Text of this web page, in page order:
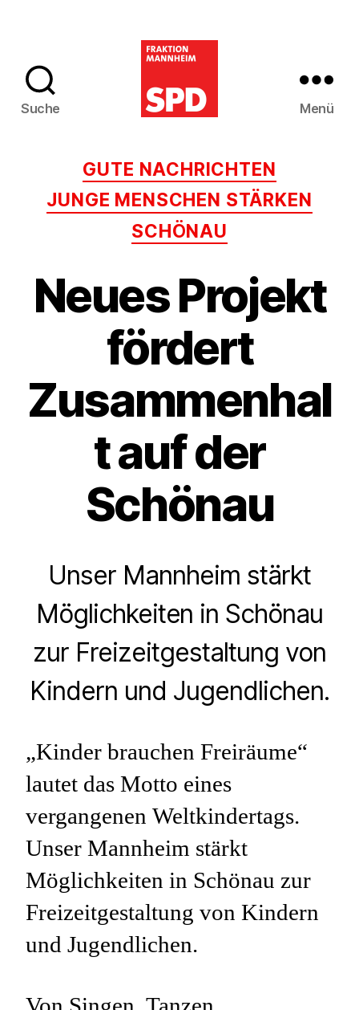
Suche
Mannheim
Menü
Kategorien
GUTE NACHRICHTEN
JUNGE MENSCHEN STÄRKEN
SCHÖNAU
Neues Projekt
fördert
Zusammenhal
t auf der
Schönau
Unser Mannheim stärkt
Möglichkeiten in Schönau
zur Freizeitgestaltung von
Kindern und Jugendlichen.
„Kinder brauchen Freiräume“
lautet das Motto eines
vergangenen Weltkindertags.
Unser Mannheim stärkt
Möglichkeiten in Schönau zur
Freizeitgestaltung von Kindern
und Jugendlichen.